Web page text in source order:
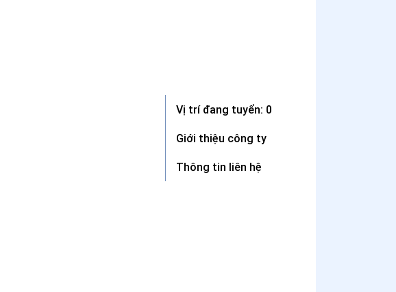
Vị trí đang tuyển: 0
Giới thiệu công ty
Thông tin liên hệ